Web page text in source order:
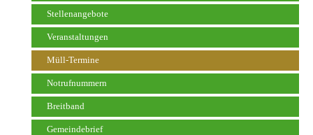
Stellenangebote
Veranstaltungen
Müll-Termine
Notrufnummern
Breitband
Gemeindebrief